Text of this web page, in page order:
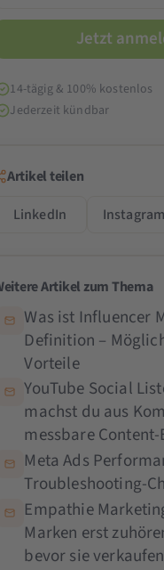
14-tägig & 100% kostenlos
Jederzeit kündbar
Artikel teilen
LinkedIn
Instagram
Artikel zum Thema
Was ist Influencer
Definition –
Vorteile
YouTube Social
machst du aus
messbare
Meta Ads
Troubleshooting-
Empathie
Marken erst
bevor sie verkaufen